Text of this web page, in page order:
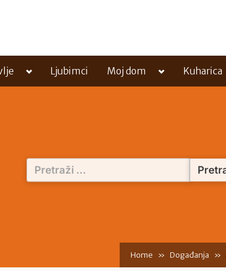
Toggle
menu
Ljubimci Moj dom
Toggle
menu
Kuharica
Pretraži:
Home Događanja